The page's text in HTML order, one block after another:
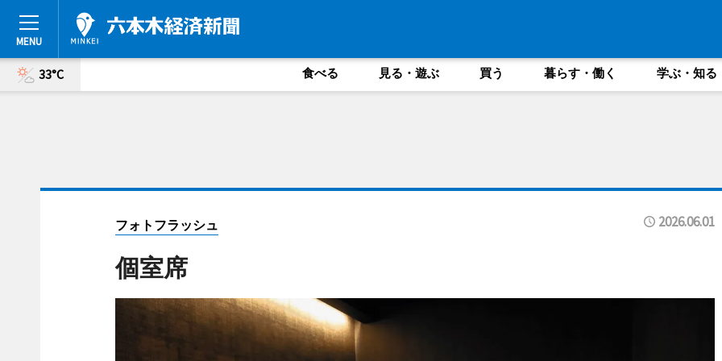
33°C 食べる 見る・遊ぶ 買う 暮らす・働く 学ぶ・知る
フォトフラッシュ 2026.06.01
個室席